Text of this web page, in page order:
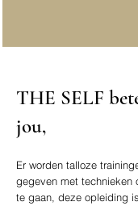
THE SELF
jou,
Er worden talloze
gegeven met technieken
te gaan, deze opleiding